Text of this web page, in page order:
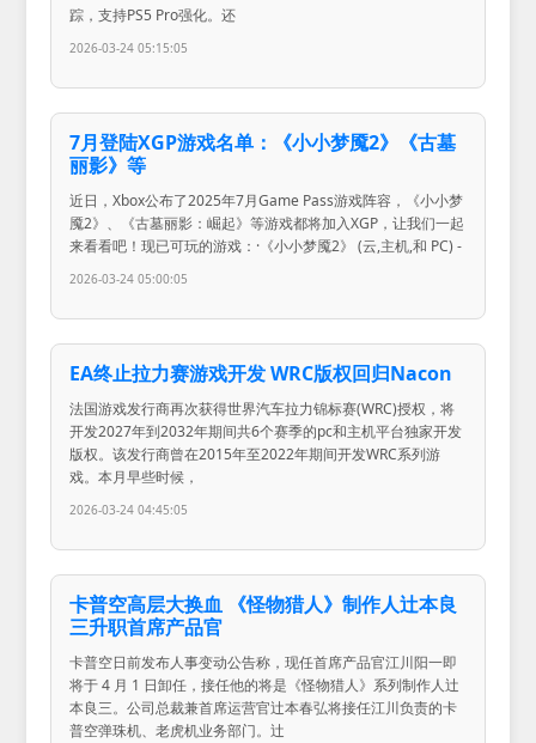
踪，支持PS5 Pro强化。还
2026-03-24 05:15:05
7月登陆XGP游戏名单：《小小梦魇2》《古墓
丽影》等
近日，Xbox公布了2025年7月Game Pass游戏阵容，《小小梦
魇2》、《古墓丽影：崛起》等游戏都将加入XGP，让我们一起
来看看吧！现已可玩的游戏：·《小小梦魇2》 (云,主机,和 PC) -
2026-03-24 05:00:05
EA终止拉力赛游戏开发 WRC版权回归Nacon
法国游戏发行商再次获得世界汽车拉力锦标赛(WRC)授权，将
开发2027年到2032年期间共6个赛季的pc和主机平台独家开发
版权。该发行商曾在2015年至2022年期间开发WRC系列游
戏。本月早些时候，
2026-03-24 04:45:05
卡普空高层大换血 《怪物猎人》制作人辻本良
三升职首席产品官
卡普空日前发布人事变动公告称，现任首席产品官江川阳一即
将于 4 月 1 日卸任，接任他的将是《怪物猎人》系列制作人辻
本良三。公司总裁兼首席运营官辻本春弘将接任江川负责的卡
普空弹珠机、老虎机业务部门。辻